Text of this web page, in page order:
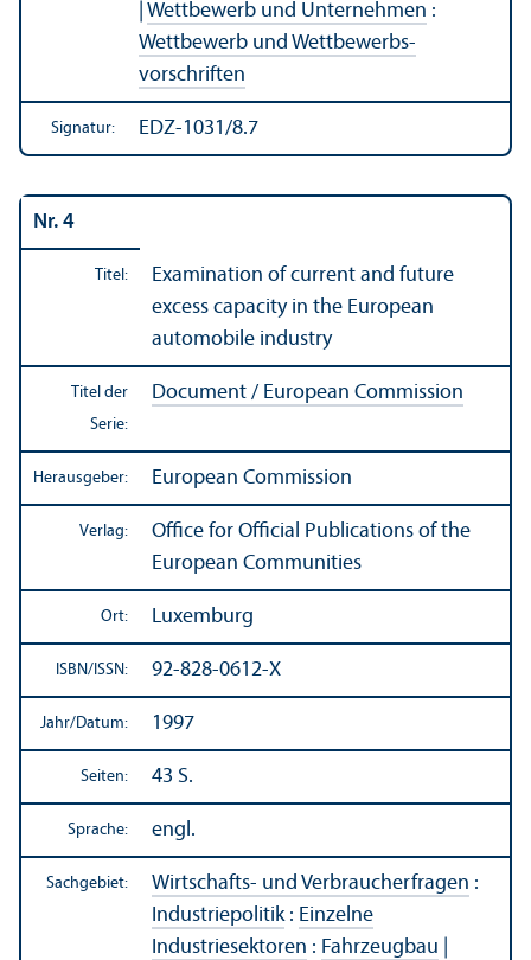
Wettbewerb und Unter­nehmen :
Wettbewerb und Wettbewerbs­
vorschriften
Signatur: EDZ-1031/8.7
Nr. 4
Titel:
Examination of current and future
excess capacity in the European
automobile industry
Titel der
Serie:
Document / European Commission
Herausgeber: European Commission
Verlag:
Office for Official Publications of the
European Communities
Ort: Luxemburg
ISBN/ ISSN: 92-828-0612-X
Jahr/Datum: 1997
Seiten: 43 S.
Sprache: engl.
Sachgebiet: Wirtschafts- und Verbraucherfragen :
Industriepolitik: Einzelne
Industriesektoren : Fahrzeugbau